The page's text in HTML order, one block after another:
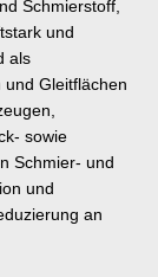
Schmierstoff,
und
als
Gleitflächen
sowie
Schmier- und
und
an